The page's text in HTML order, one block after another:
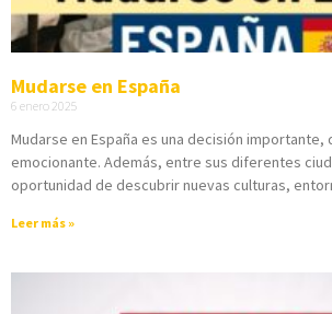
Mudarse en España
6 enero 2025
Mudarse en España es una decisión importante,
emocionante. Además, entre sus diferentes
oportunidad de descubrir nuevas culturas,
Leer más »